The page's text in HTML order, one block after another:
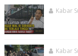
Kabar
Kabar